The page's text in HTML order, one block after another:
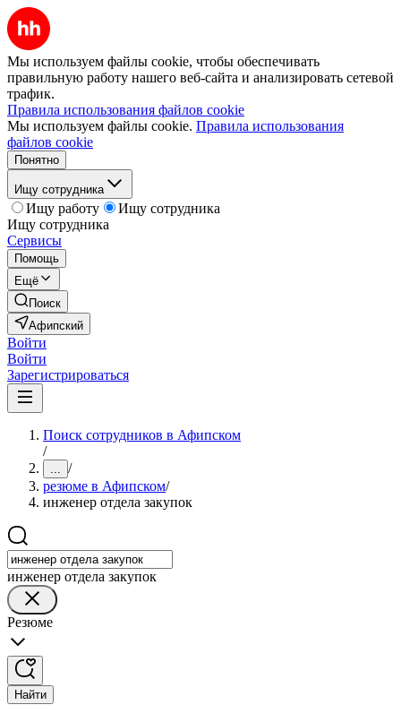
Мы используем файлы cookie, чтобы обеспечивать
правильную работу нашего веб-сайта и анализировать сетевой
трафик.
Правила использования файлов cookie
Мы используем файлы cookie. Правила использования
файлов cookie
Понятно
Ищу сотрудника
Ищу работу
Ищу сотрудника
Ищу сотрудника
Сервисы
Помощь
Ещё
Поиск
Афипский
Войти
Войти
Зарегистрироваться
Поиск сотрудников в Афипском
/
... /
резюме в Афипском/
инженер отдела закупок
инженер отдела закупок
Резюме
Найти